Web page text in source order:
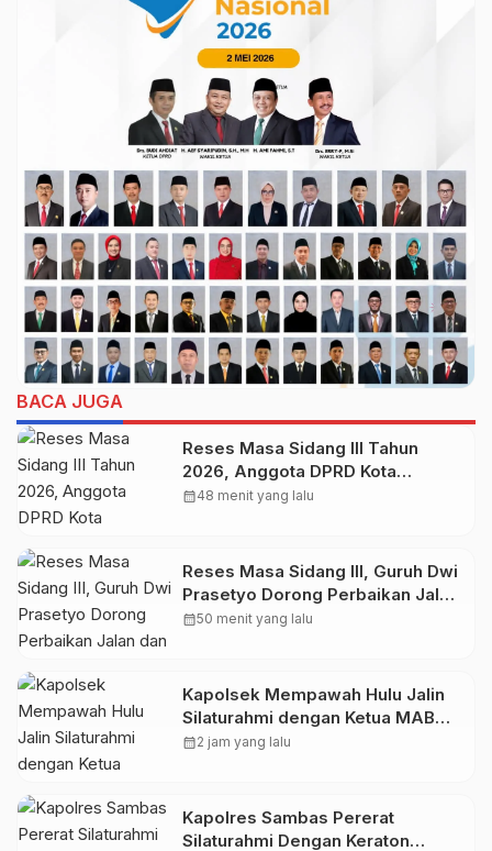
BACA JUGA
Reses Masa Sidang III Tahun
2026, Anggota DPRD Kota
Probolinggo Fraksi Partai
calendar_month48 menit yang lalu
Reses Masa Sidang III, Guruh Dwi
Prasetyo Dorong Perbaikan Jalan
dan Plengsengan di Kedopok
calendar_month50 menit yang lalu
Kapolsek Mempawah Hulu Jalin
Silaturahmi dengan Ketua MABM
Kecamatan Mempawah Hulu
calendar_month2 jam yang lalu
Kapolres Sambas Pererat
Silaturahmi Dengan Keraton